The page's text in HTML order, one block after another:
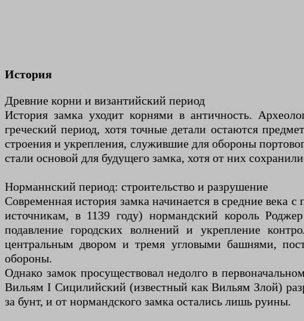
История
Древние корни и византийский период
История замка уходит корнями в античность.
греческий период, хотя точные детали остаются
строения и укрепления, служившие для обороны
стали основой для будущего замка, хотя от них
Норманнский период: строительство и разрушение
Современная история замка начинается в средние века
источникам, в 1139 году) нормандский король
подавление городских волнений и укрепление
центральным двором и тремя угловыми башнями,
обороны.
Однако замок просуществовал недолго в
Вильям I Сицилийский (известный как Вильям Злой)
за бунт, и от нормандского замка остались лишь руины.